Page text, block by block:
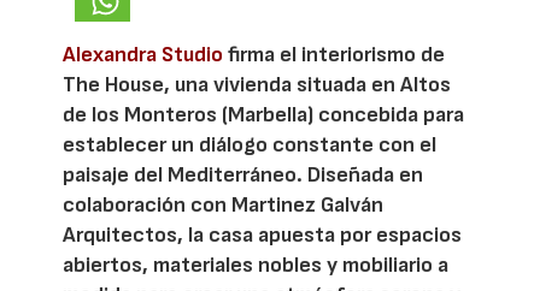
Alexandra Studio firma el interiorismo de
The House, una vivienda situada en Altos
de los Monteros (Marbella) concebida para
establecer un diálogo constante con el
paisaje del Mediterráneo. Diseñada en
colaboración con Martinez Galván
Arquitectos, la casa apuesta por espacios
abiertos, materiales nobles y mobiliario a